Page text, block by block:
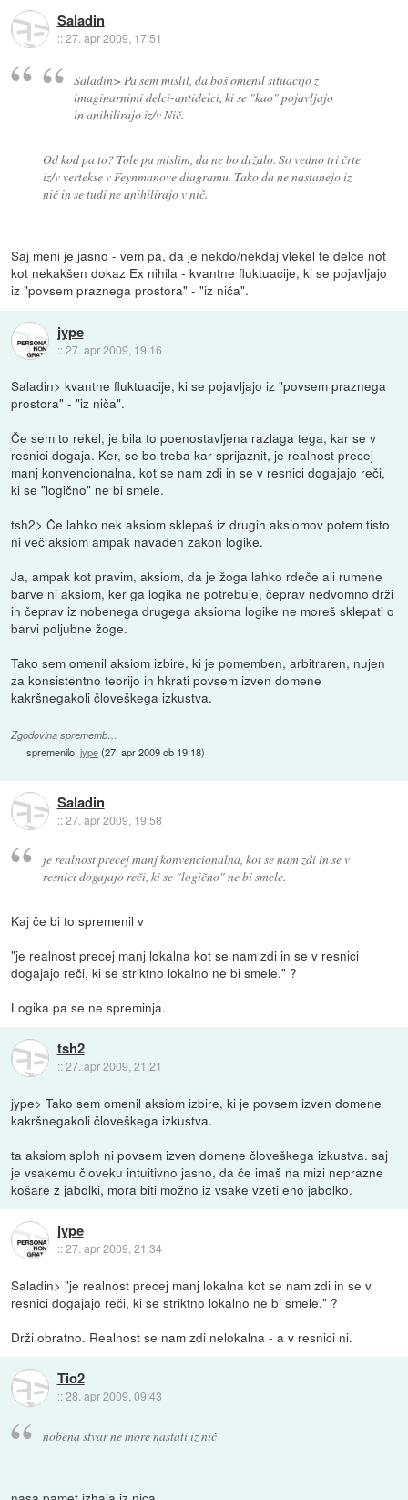
Saladin
::27. apr 2009, 17:51
Saladin> Pa sem mislil, da boš omenil situacijo z
imaginarnimi delci-antidelci, ki se "kao" pojavljajo
in anihilirajo iz/v Nič.
Od kod pa to? Tole pa mislim, da ne bo držalo. So vedno tri črte
iz/v vertekse v Feynmanove diagramu. Tako da ne nastanejo iz
nič in se tudi ne anihilirajo v nič.
Saj meni je jasno - vem pa, da je nekdo/nekdaj vlekel te delce not
kot nekakšen dokaz Ex nihila - kvantne fluktuacije, ki se pojavljajo
iz "povsem praznega prostora" - "iz niča".
jype
::27. apr 2009, 19:16
Saladin> kvantne fluktuacije, ki se pojavljajo iz "povsem praznega
prostora" - "iz niča".
Če sem to rekel, je bila to poenostavljena razlaga tega, kar se v
resnici dogaja. Ker, se bo treba kar sprijaznit, je realnost precej
manj konvencionalna, kot se nam zdi in se v resnici dogajajo reči,
ki se "logično" ne bi smele.
tsh2> Če lahko nek aksiom sklepaš iz drugih aksiomov potem tisto
ni več aksiom ampak navaden zakon logike.
Ja, ampak kot pravim, aksiom, da je žoga lahko rdeče ali rumene
barve ni aksiom, ker ga logika ne potrebuje, čeprav nedvomno drži
in čeprav iz nobenega drugega aksioma logike ne moreš sklepati o
barvi poljubne žoge.
Tako sem omenil aksiom izbire, ki je pomemben, arbitraren, nujen
za konsistentno teorijo in hkrati povsem izven domene
kakršnegakoli človeškega izkustva.
Zgodovina sprememb…
spremenilo:jype(27. apr 2009 ob 19:18)
Saladin
::27. apr 2009, 19:58
je realnost precej manj konvencionalna, kot se nam zdi in se v
resnici dogajajo reči, ki se "logično" ne bi smele.
Kaj če bi to spremenil v
"je realnost precej manj lokalna kot se nam zdi in se v resnici
dogajajo reči, ki se striktno lokalno ne bi smele." ?
Logika pa se ne spreminja.
tsh2
::27. apr 2009, 21:21
jype> Tako sem omenil aksiom izbire, ki je povsem izven domene
kakršnegakoli človeškega izkustva.
ta aksiom sploh ni povsem izven domene človeškega izkustva. saj
je vsakemu človeku intuitivno jasno, da če imaš na mizi neprazne
košare z jabolki, mora biti možno iz vsake vzeti eno jabolko.
jype
::27. apr 2009, 21:34
Saladin> "je realnost precej manj lokalna kot se nam zdi in se v
resnici dogajajo reči, ki se striktno lokalno ne bi smele." ?
Drži obratno. Realnost se nam zdi nelokalna - a v resnici ni.
Tio2
::28. apr 2009, 09:43
nobena stvar ne more nastati iz nič